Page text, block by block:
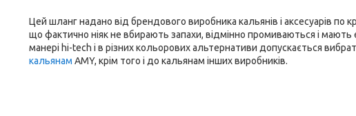
Цей шланг надано від брендового виробника кальянів і аксесуарів по
що фактично ніяк не вбирають запахи, відмінно промиваються і
манері hi-tech і в різних кольорових альтернативи допускається
кальянам AMY, крім того і до кальянам інших виробників.